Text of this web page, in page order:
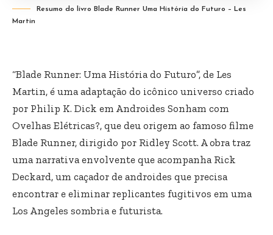
Resumo do livro Blade Runner Uma História do Futuro – Les
Martin
“Blade Runner: Uma História do Futuro”, de Les
Martin, é uma adaptação do icônico universo criado
por Philip K. Dick em Androides Sonham com
Ovelhas Elétricas?, que deu origem ao famoso filme
Blade Runner, dirigido por Ridley Scott. A obra traz
uma narrativa envolvente que acompanha Rick
Deckard, um caçador de androides que precisa
encontrar e eliminar replicantes fugitivos em uma
Los Angeles sombria e futurista.